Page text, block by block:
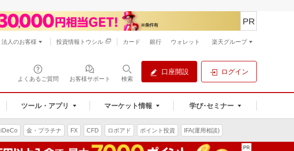
よくあるご質問 お客様サポート 検索
口座開設 ログイン
ツール・アプリ マーケット情報 学び･セミナー
PR
法人のお客様 投資情報トウシル カード 銀行 ウォレット 楽天グループ
iDeCo 金・プラチナ FX CFD ロボアド ポイント投資 IFA(運用相談)